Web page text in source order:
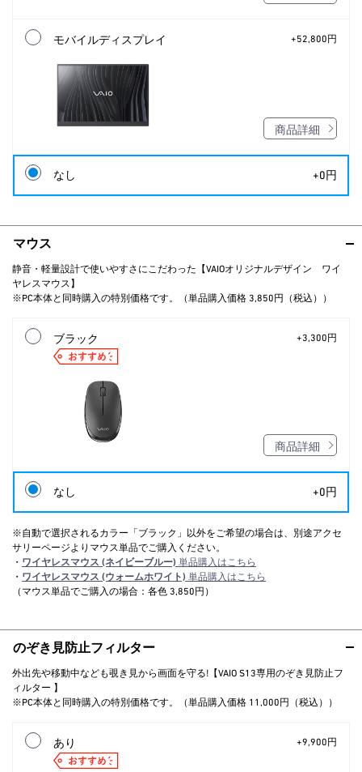
モバイルディスプレイ +52,800円
商品詳細
なし +0円
マウス
静音・軽量設計で使いやすさにこだわった【VAIOオリジナルデザイン ワイ
ヤレスマウス】
※PC本体と同時購入の特別価格です。（単品購入価格 3,850円（税込））
ブラック +3,300円
商品詳細
なし +0円
※自動で選択されるカラー「ブラック」以外をご希望の場合は、別途アクセ
サリーページよりマウス単品でご購入ください。
・ ワイヤレスマウス (ネイビーブルー) 単品購入はこちら
・ ワイヤレスマウス (ウォームホワイト) 単品購入はこちら
（マウス単品でご購入の場合：各色 3,850円）
のぞき見防止フィルター
外出先や移動中なども覗き見から画面を守る!【VAIO S13専用のぞき見防止フ
ィルター 】
※PC本体と同時購入の特別価格です。（単品購入価格 11,000円（税込））
あり +9,900円